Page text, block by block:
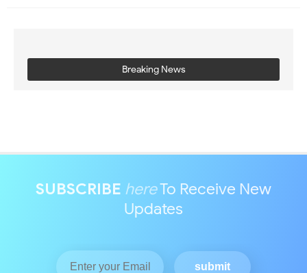
Breaking News
SUBSCRIBE hereTo Receive New
Updates